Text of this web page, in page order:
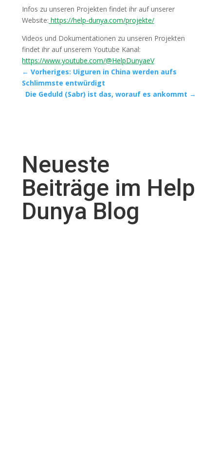
Infos zu unseren Projekten findet ihr auf unserer
Website: https://help-dunya.com/projekte/
Videos und Dokumentationen zu unseren Projekten
findet ihr auf unserem Youtube Kanal:
https://www.youtube.com/@HelpDunyaeV
← Vorheriges: Uiguren in China werden aufs
Schlimmste entwürdigt
Die Geduld (Sabr) ist das, worauf es ankommt →
Neueste
Beiträge im Help
Dunya Blog